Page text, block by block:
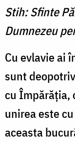
Stih: Sfinte
Dumnezeu
Cu evlavie ai
sunt
cu Împărăţia,
unirea este
aceasta